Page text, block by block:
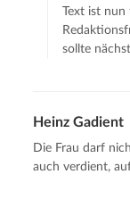
Text ist
sollte
Heinz Gadient
Die Frau darf
auch verdient,